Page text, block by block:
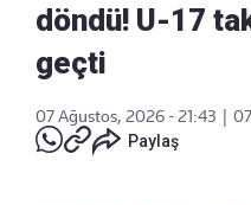
döndü! U-17
geçti
07 Ağustos, 2026 - 21:43
Paylaş